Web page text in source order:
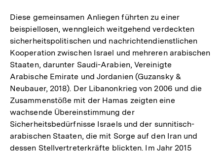
Diese gemeinsamen Anliegen führten zu einer
beispiellosen, wenngleich weitgehend verdeckten
sicherheitspolitischen und nachrichtendienstlichen
Kooperation zwischen Israel und mehreren arabischen
Staaten, darunter Saudi-Arabien, Vereinigte
Arabische Emirate und Jordanien (Guzansky &
Neubauer, 2018). Der Libanonkrieg von 2006 und die
Zusammenstöße mit der Hamas zeigten eine
wachsende Übereinstimmung der
Sicherheitsbedürfnisse Israels und der sunnitisch-
arabischen Staaten, die mit Sorge auf den Iran und
dessen Stellvertreterkräfte blickten. Im Jahr 2015